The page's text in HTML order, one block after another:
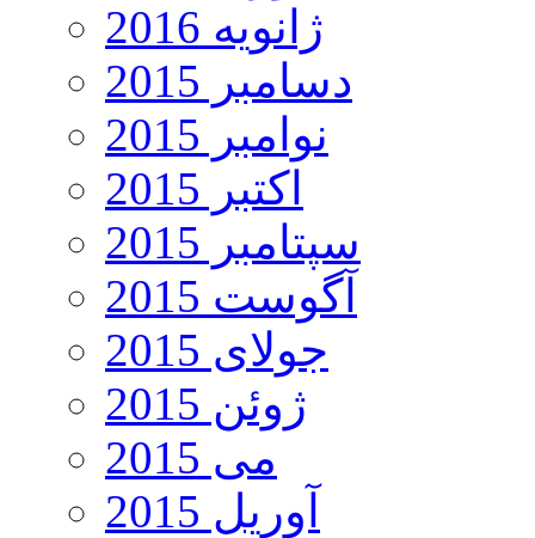
ژانویه 2016
دسامبر 2015
نوامبر 2015
اکتبر 2015
سپتامبر 2015
آگوست 2015
جولای 2015
ژوئن 2015
می 2015
آوریل 2015